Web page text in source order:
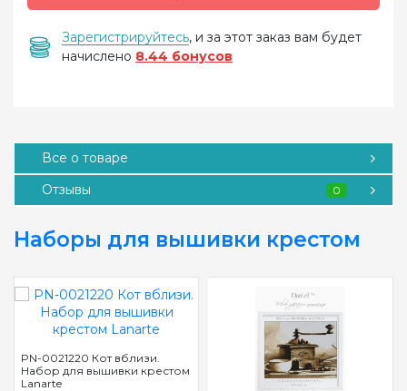
Зарегистрируйтесь, и за этот заказ вам будет
начислено 8.44 бонусов
Все о товаре
Отзывы
0
Наборы для вышивки крестом
PN-0021220 Кот вблизи.
Набор для вышивки крестом
Lanarte